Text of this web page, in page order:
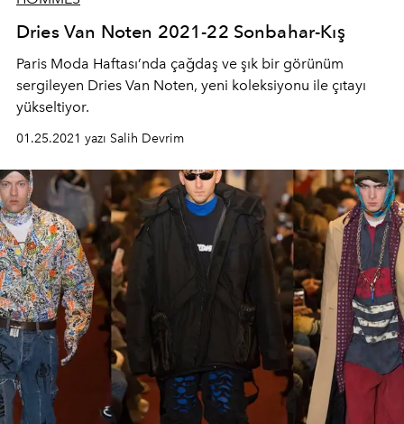
Dries Van Noten 2021-22 Sonbahar-Kış
Paris Moda Haftası’nda çağdaş ve şık bir görünüm
sergileyen Dries Van Noten, yeni koleksiyonu ile çıtayı
yükseltiyor.
01.25.2021 yazı Salih Devrim